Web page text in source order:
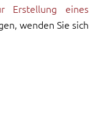
Erstellung eines
wenden Sie sich